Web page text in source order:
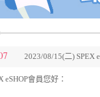
2023/08/15(二) SPEX
eSHOP會員您好：